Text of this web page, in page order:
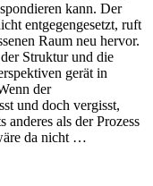
kann. Der
entgegengesetzt, ruft
Raum neu hervor.
Struktur und die
gerät in
der
und doch vergisst,
anderes als der Prozess
da nicht …